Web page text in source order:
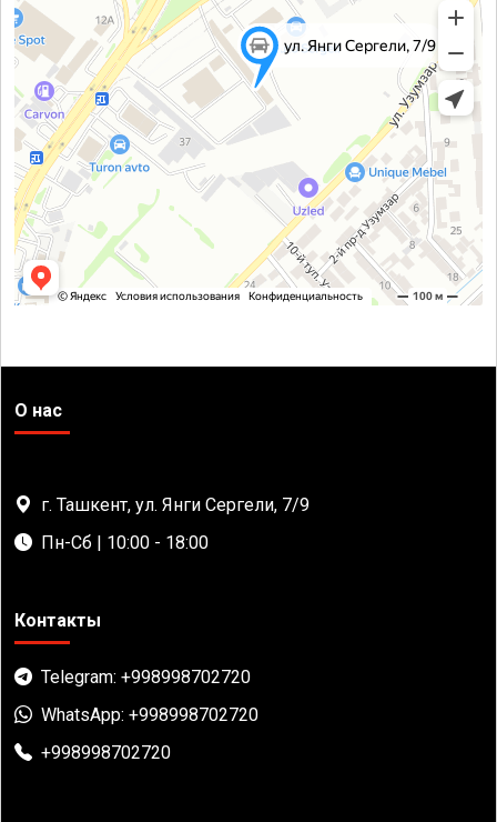
О нас
г. Ташкент, ул. Янги Сергели, 7/9
Пн-Сб | 10:00 - 18:00
Контакты
Telegram: +998998702720
WhatsApp: +998998702720
+998998702720